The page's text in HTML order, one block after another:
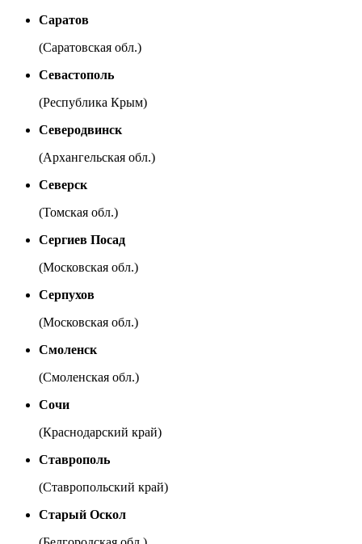
Саратов
(Саратовская обл.)
Севастополь
(Республика Крым)
Северодвинск
(Архангельская обл.)
Северск
(Томская обл.)
Сергиев Посад
(Московская обл.)
Серпухов
(Московская обл.)
Смоленск
(Смоленская обл.)
Сочи
(Краснодарский край)
Ставрополь
(Ставропольский край)
Старый Оскол